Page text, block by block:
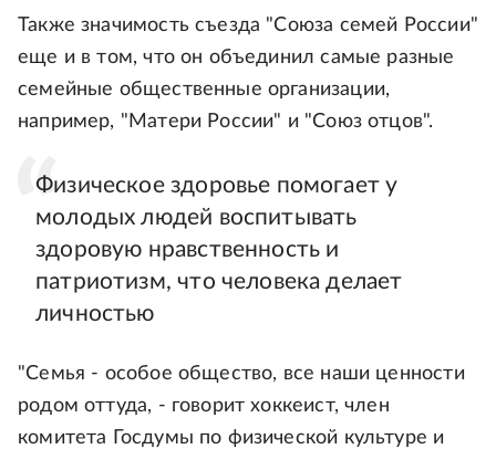
Также значимость съезда "Союза семей России"
еще и в том, что он объединил самые разные
семейные общественные организации,
например, "Матери России" и "Союз отцов".
Физическое здоровье помогает у
молодых людей воспитывать
здоровую нравственность и
патриотизм, что человека делает
личностью
"Семья - особое общество, все наши ценности
родом оттуда, - говорит хоккеист, член
комитета Госдумы по физической культуре и